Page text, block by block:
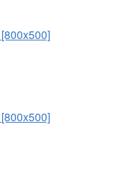
[800x500]
[800x500]